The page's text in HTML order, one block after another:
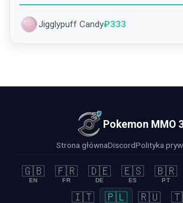
Jigglypuff Candy₽333
Pokemon MMO
Strona głównaDiscordPolityka
🇬🇧
EN
🇫🇷
FR
🇩🇪
DE
🇪🇸
ES
🇧🇷
PT
🇮🇹 🇵🇱 🇷🇺